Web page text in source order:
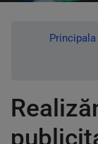
Principala